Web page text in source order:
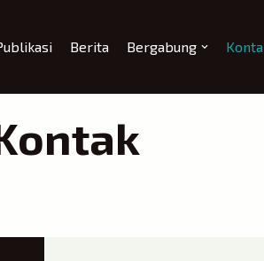
Berita Bergabung